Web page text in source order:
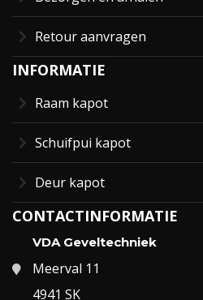
Retour aanvragen
INFORMATIE
Raam kapot
Schuifpui kapot
Deur kapot
CONTACTINFORMATIE
VDA Geveltechniek
Meerval 11
4941 SK